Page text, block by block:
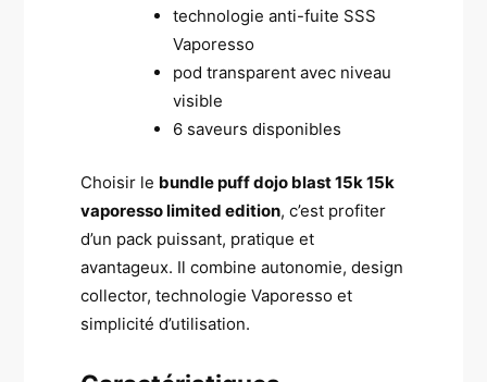
technologie anti-fuite SSS
Vaporesso
pod transparent avec niveau
visible
6 saveurs disponibles
Choisir le bundle puff dojo blast 15k 15k
vaporesso limited edition, c’est profiter
d’un pack puissant, pratique et
avantageux. Il combine autonomie, design
collector, technologie Vaporesso et
simplicité d’utilisation.